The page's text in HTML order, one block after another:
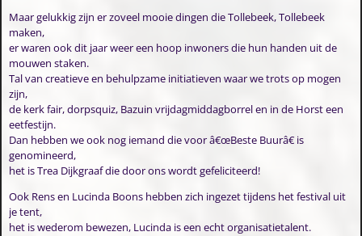
Maar gelukkig zijn er zoveel mooie dingen die Tollebeek, Tollebeek
maken,
er waren ook dit jaar weer een hoop inwoners die hun handen uit de
mouwen staken.
Tal van creatieve en behulpzame initiatieven waar we trots op mogen
zijn,
de kerk fair, dorpsquiz, Bazuin vrijdagmiddagborrel en in de Horst een
eetfestijn.
Dan hebben we ook nog iemand die voor â€œBeste Buurâ€ is
genomineerd,
het is Trea Dijkgraaf die door ons wordt gefeliciteerd!
Ook Rens en Lucinda Boons hebben zich ingezet tijdens het festival uit
je tent,
het is wederom bewezen, Lucinda is een echt organisatietalent.